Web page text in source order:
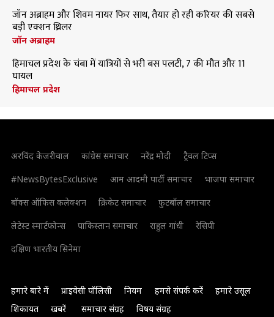
जॉन अब्राहम और शिवम नायर फिर साथ, तैयार हो रही करियर की सबसे
बड़ी एक्शन थ्रिलर
जॉन अब्राहम
हिमाचल प्रदेश के चंबा में यात्रियों से भरी बस पलटी, 7 की मौत और 11
घायल
हिमाचल प्रदेश
अरविंद केजरीवाल कांग्रेस समाचार नरेंद्र मोदी
ट्रैवल टिप्स
#NewsBytesExclusive
आम आदमी पार्टी समाचार
भाजपा समाचार
बॉक्स ऑफिस कलेक्शन
क्रिकेट समाचार
फुटबॉल समाचार
लेटेस्ट स्मार्टफोन्स
पाकिस्तान समाचार राहुल गांधी
रेसिपी
दक्षिण भारतीय सिनेमा
हमारे बारे में प्राइवेसी पॉलिसी नियम हमसे संपर्क करें
हमारे उसूल
शिकायत
खबरें समाचार संग्रह विषय संग्रह